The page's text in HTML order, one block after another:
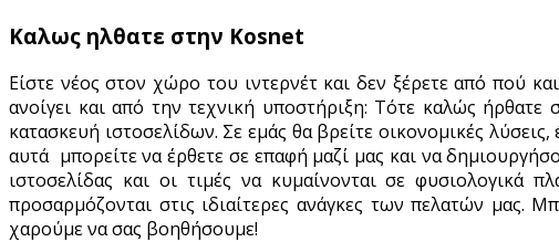
Καλως ηλθατε στην Kosnet
Είστε νέος στον χώρο του ιντερνέτ και δεν ξέρετε από πού
ανοίγει και από την τεχνική υποστήριξη: Τότε καλώς
κατασκευή ιστοσελίδων. Σε εμάς θα βρείτε οικονομικές
αυτά μπορείτε να έρθετε σε επαφή μαζί μας και να
ιστοσελίδας και οι τιμές να κυμαίνονται σε φυσιολογικά
προσαρμόζονται στις ιδιαίτερες ανάγκες των πελατών μας.
χαρούμε να σας βοηθήσουμε!